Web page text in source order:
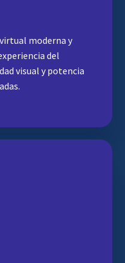
moderna y
del
visual y potencia